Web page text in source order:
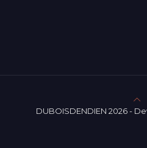
DUBOISDENDIEN 2026 -